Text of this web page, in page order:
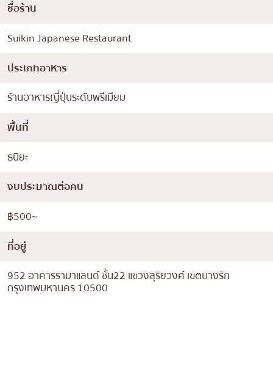
ชื่อร้าน
Suikin Japanese Restaurant
ประเภทอาหาร
ร้านอาหารญี่ปุ่นระดับพรีเมียม
พื้นที่
ธนิยะ
งบประมาณต่อคน
฿500~
ที่อยู่
952 อาคารรามาแลนด์ ชั้น22 แขวงสุริยวงศ์ เขตบางรัก
กรุงเทพมหานคร 10500